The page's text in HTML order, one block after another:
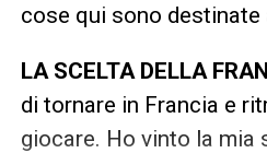
cose qui sono destinate
LA SCELTA DELLA
di tornare in Francia e
giocare. Ho vinto la mia